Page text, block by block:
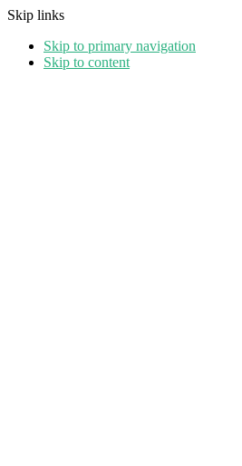
Skip links
Skip to primary navigation
Skip to content